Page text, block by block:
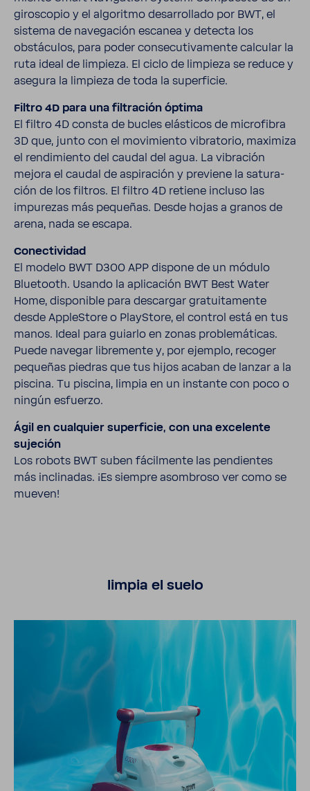
giros­copio y el algo­ritmo desa­rro­llado por BWT, el
sistema de nave­ga­ción escanea y detecta los
obstáculos, para poder conse­cu­ti­va­mente calcular la
ruta ideal de limpieza. El ciclo de limpieza se reduce y
asegura la limpieza de toda la super­ficie.
Filtro 4D para una filtra­ción óptima
El filtro 4D consta de bucles elás­ticos de micro­fibra
3D que, junto con el movi­miento vibra­torio, maxi­miza
el rendi­miento del caudal del agua. La vibra­ción
mejora el caudal de aspi­ra­ción y previene la satu­ra­
ción de los filtros. El filtro 4D retiene incluso las
impu­rezas más pequeñas. Desde hojas a granos de
arena, nada se escapa.
Conec­ti­vidad
El modelo BWT D300 APP dispone de un módulo
Blue­tooth. Usando la apli­ca­ción BWT Best Water
Home, dispo­nible para descargar gratui­ta­mente
desde AppleS­tore o PlayS­tore, el control está en tus
manos. Ideal para guiarlo en zonas proble­má­ticas.
Puede navegar libre­mente y, por ejemplo, recoger
pequeñas piedras que tus hijos acaban de lanzar a la
piscina. Tu piscina, limpia en un instante con poco o
ningún esfuerzo.
Ágil en cual­quier super­ficie, con una exce­lente
suje­ción
Los robots BWT suben fácil­mente las pendientes
más incli­nadas. ¡Es siempre asom­broso ver como se
mueven!
limpia el suelo